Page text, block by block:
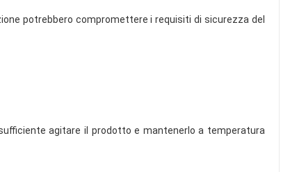
potrebbero compromettere i requisiti di sicurezza del
agitare il prodotto e mantenerlo a temperatura